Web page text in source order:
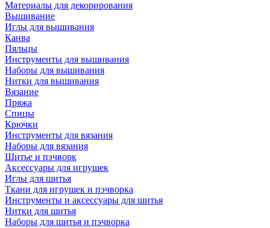
Материалы для декорирования
Вышивание
Иглы для вышивания
Канва
Пяльцы
Инструменты для вышивания
Наборы для вышивания
Нитки для вышивания
Вязание
Пряжа
Спицы
Крючки
Инструменты для вязания
Наборы для вязания
Шитье и пэчворк
Аксессуары для игрушек
Иглы для шитья
Ткани для игрушек и пэчворка
Инструменты и аксессуары для шитья
Нитки для шитья
Наборы для шитья и пэчворка